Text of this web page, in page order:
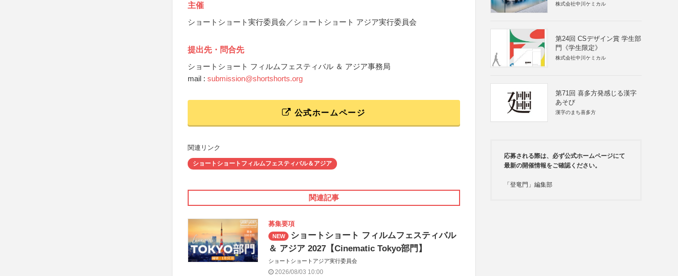
主催
ショートショート実行委員会／ショートショート アジア実行委員会
提出先・問合先
ショートショート フィルムフェスティバル ＆ アジア事務局
mail : submission@shortshorts.org
公式ホームページ
関連リンク
ショートショートフィルムフェスティバル＆アジア
関連記事
募集要項
NEW
ショートショート フィルムフェスティバル
＆ アジア 2027【Cinematic Tokyo部門】
ショートショートアジア実行委員会
2026/08/03 10:00
株式会社中川ケミカル
第24回 CSデザイン賞 学生部
門《学生限定》
株式会社中川ケミカル
第71回 喜多方発感じる漢字
あそび
漢字のまち喜多方
応募される際は、必ず公式ホームページにて
最新の開催情報をご確認ください。
「登竜門」編集部